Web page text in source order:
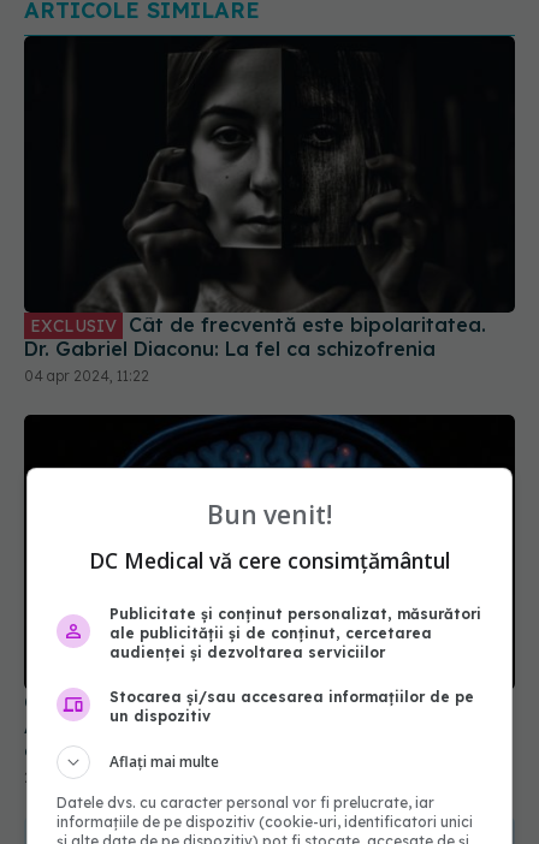
ARTICOLE SIMILARE
EXCLUSIV
Dr. Gabriel Diaconu: La fel ca schizofrenia
04 apr 2024, 11:22
Crezi că ești prea tânăr pentru demență?
Adevărul te va șoca. Dacă UIȚI deja lucruri,
citește asta!
20 apr 2025, 08:30
Bun venit!
DC Medical vă cere consimțământul
Publicitate și conținut personalizat, măsurători
ale publicității și de conținut, cercetarea
audienței și dezvoltarea serviciilor
Stocarea și/sau accesarea informațiilor de pe
un dispozitiv
Aflați mai multe
Datele dvs. cu caracter personal vor fi prelucrate, iar
informațiile de pe dispozitiv (cookie-uri, identificatori unici